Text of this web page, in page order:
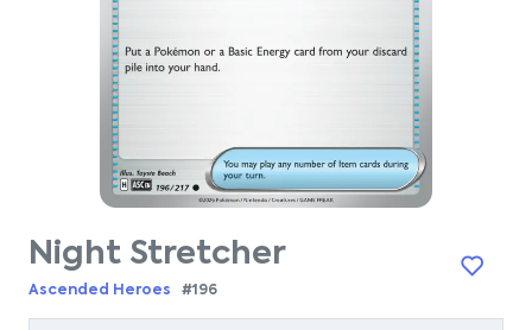
Night Stretcher
Ascended Heroes #196